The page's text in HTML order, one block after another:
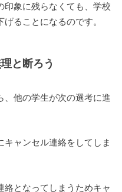
印象に残らなくても、学校
ることになるのです。
と断ろう
、他の学生が次の選考に進
ャンセル連絡をしてしま
となってしまうためキャ